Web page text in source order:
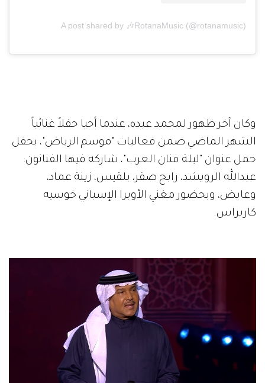
A post shared by 🎶RotanaMusic (@rotanamusic)
وكان آخر ظهور لمحمد عبده، عندما أحيا حفلاً غنائياً
الشهر الماضي ضمن فعاليات "موسم الرياض"، بحفل
حمل عنوان "ليلة فنان العرب"، شاركه فيها الفنانون:
عبدالله الرويشد، رابح صقر، بلقيس، زينة عماد،
وعايض، وبحضور مغني الأوبرا الإسباني خوسيه
كاريراس.